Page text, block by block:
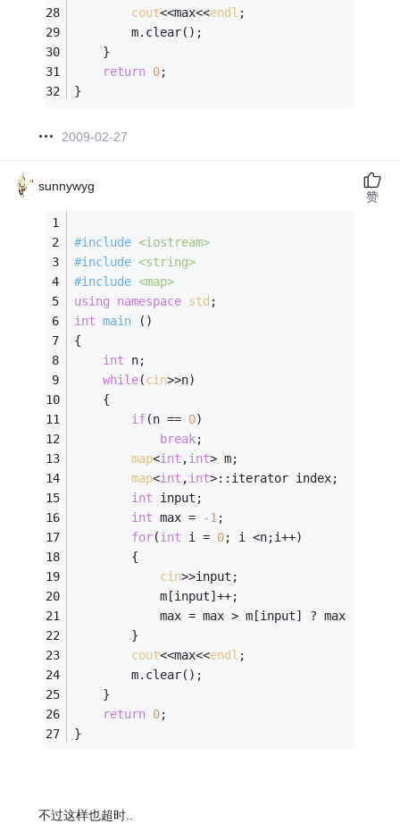
cout<<max<<endl ;
        m.clear();
    }
return 0;
}
2009-02-27
sunnywyg
#include <iostream>
#include <string>
#include <map>
using
namespace std ;
int main
()
{
int n;
while(cin>>n)
	{
if(n == 0)
break;
map<int ,int> m;
map<int ,int>::iterator index;
int input;
int max = -1 ;
for(int i = 0; i <n;i++)
		{
cin>>input;
			m[input]++;
max = max > m[input] ? max :
		}
cout<<max<<endl ;
		m.clear();
	}
return 0;
}
不过这样也超时..
赞